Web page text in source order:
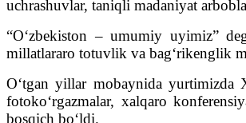
uchrashuvlar, taniqli madaniyat
“O‘zbekiston – umumiy uyimiz”
millatlararo totuvlik va bag‘rikenglik
O‘tgan yillar mobaynida yurtimizda
fotoko‘rgazmalar, xalqaro
bosqich bo‘ldi.